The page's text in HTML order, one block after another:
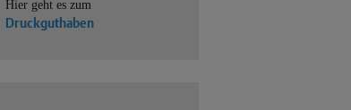
Hier geht es zum
Druckguthaben